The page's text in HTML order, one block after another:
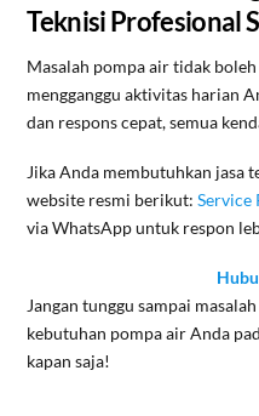
Teknisi Profesional
Masalah pompa air tidak
mengganggu aktivitas harian
dan respons cepat, semua
Jika Anda membutuhkan jasa
website resmi berikut: Service
via WhatsApp untuk respon
Jangan tunggu sampai
kebutuhan pompa air Anda
kapan saja!